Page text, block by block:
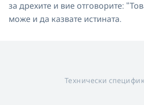
за дрехите и вие отговорите:
може и да казвате истината.
Технически